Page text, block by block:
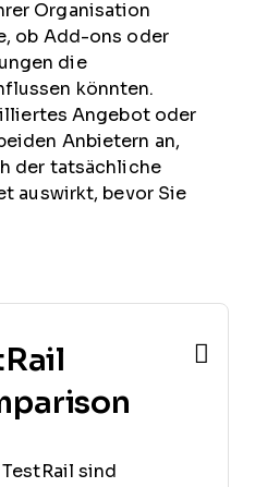
Organisation
ob Add-ons oder
die
könnten.
Angebot oder
Anbietern an,
der tatsächliche
auswirkt, bevor Sie
sind